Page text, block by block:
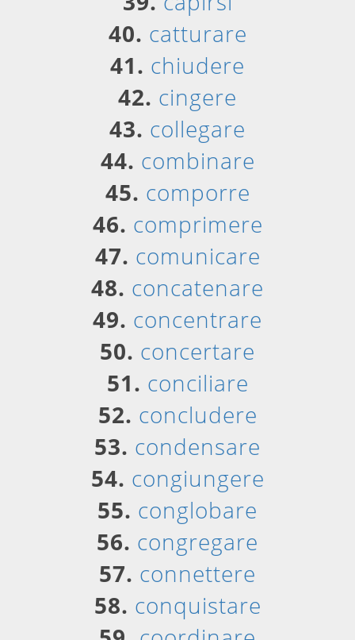
40. catturare
41. chiudere
42. cingere
43. collegare
44. combinare
45. comporre
46. comprimere
47. comunicare
48. concatenare
49. concentrare
50. concertare
51. conciliare
52. concludere
53. condensare
54. congiungere
55. conglobare
56. congregare
57. connettere
58. conquistare